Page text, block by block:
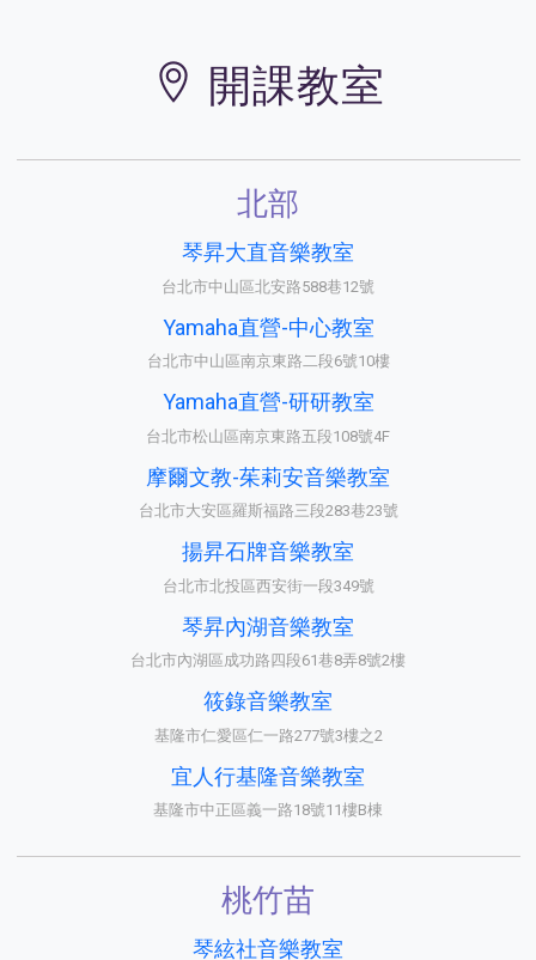
開課教室
北部
琴昇大直音樂教室
台北市中山區北安路588巷12號
Yamaha直營-中心教室
台北市中山區南京東路二段6號10樓
Yamaha直營-研研教室
台北市松山區南京東路五段108號4F
摩爾文教-茱莉安音樂教室
台北市大安區羅斯福路三段283巷23號
揚昇石牌音樂教室
台北市北投區西安街一段349號
琴昇內湖音樂教室
台北市內湖區成功路四段61巷8弄8號2樓
筱錄音樂教室
基隆市仁愛區仁一路277號3樓之2
宜人行基隆音樂教室
基隆市中正區義一路18號11樓B棟
桃竹苗
琴絃社音樂教室